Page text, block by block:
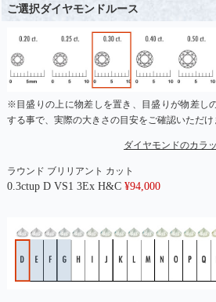
ご選択ダイヤモンドルース
※目盛りの上に物差しを置き、目盛りが物差し
する事で、実際の大きさの目安をご確認いただけ
ダイヤモンドのカラ
ラウンド ブリリアント カット
0.3ctup D VS1 3Ex H&C ¥94,000